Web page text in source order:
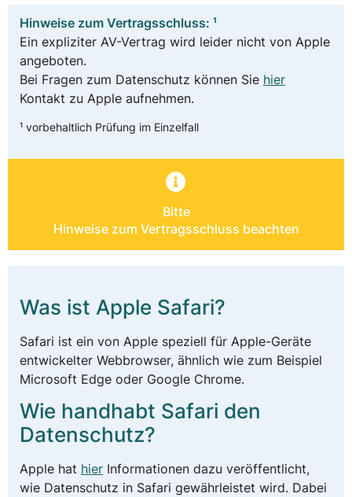
Hinweise zum Vertragsschluss: ¹
Ein expliziter AV-Vertrag wird leider nicht von Apple
angeboten.
Bei Fragen zum Datenschutz können Sie hier
Kontakt zu Apple aufnehmen.
¹ vorbehaltlich Prüfung im Einzelfall
Bitte
Hinweise zum Vertragsschluss beachten
Was ist Apple Safari?
Safari ist ein von Apple speziell für Apple-Geräte
entwickelter Webbrowser, ähnlich wie zum Beispiel
Microsoft Edge oder Google Chrome.
Wie handhabt Safari den
Datenschutz?
Apple hat hier Informationen dazu veröffentlicht,
wie Datenschutz in Safari gewährleistet wird. Dabei